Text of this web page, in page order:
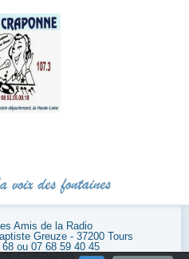
Amis de la Radio
Greuze - 37200 Tours
ou 07 68 59 40 45